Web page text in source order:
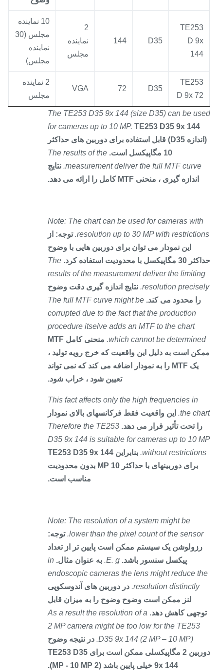
D
نماینده
مجلس
10 نماینده
مجلس (30
نماینده
مجلس)
D 9x
VGA
2 نماینده
مجلس
The TE253 D35 9x 144 (size D35) can be
for cameras up to 10 MP. TE253 D35 9x 144
(اندازه D35) قابل استفاده برای دوربین های حداکثر
The results of the
measurement deliver the full MTF curve. نتایج
اندازه گیری ، منحنی MTF کامل را ارائه می دهد.
Note: The chart can be used for cameras
resolution up to 30 MP with توجه: از
این نمودار می توان برای دوربین هایی با وضوح
با محدودیت استفاده کرد.
The
results of the measurement deliver the
resolution نتایج اندازه گیری دقت وضوح
را محدود می کند. The full MTF curve might be
corrupted due to the fact that the production
procedure itselve adds an MTF to the chart
which cannot be
منحنی کامل MTF
است به دلیل این واقعیت که خرج رویه تولید ،
یک MTF را به نمودار اضافه می کند که نمی تواند
تعیین شود ، خراب شود.
This fact affects only the high frequencies in
the این واقعیت فقط فرکانسهای بالای نمودار
را تحت تأثیر قرار می دهد. Therefore the TE253
D35 9x 144 is suitable for cameras up to 10
without
بنابراین TE253 D35 9x 144
برای دوربینهای با حداکثر 10 MP بدون محدودیت
مناسب است.
Note: The resolution of a system might be
lower than the pixel count of the توجه:
رزولوشن یک سیستم ممکن است پایین تر از تعداد
پیکسل سنسور باشد. E. g. به عنوان مثال. in
endoscopic cameras the lens might reduce
resolution distinctly. در دوربین های آندوسکوپی
لنز ممکن است وضوح وضوح را به میزان قابل
کاهش دهد. As a result the resolution of a
2 MP camera might be too low for the TE253
D35 9x 144 (2 MP – 10 MP).
در نتیجه وضوح
دوربین 2 مگاپیکسلی ممکن است برای TE253 D35
9x 144 خیلی پایین باشد (2 MP - 10 MP).